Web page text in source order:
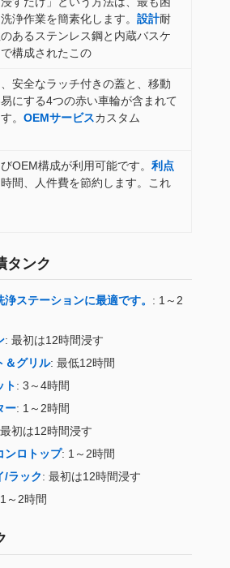
浄作業を簡素化します。 設計耐
あるステンレス鋼と内蔵バスケ
構成されたこの
安全なラッチ付きの蓋と、移動
にする4つの赤い車輪が含まれて
。 OEMサービスカスタム
OEM構成が利用可能です。 利点
間、人件費を節約します。これ
タンク
ステーションに最適です。 : 1～2
: 最初は12時間浸す
＆グリル: 最低12時間
ト: 3～4時間
ー: 1～2時間
初は12時間浸す
ンロトップ: 1～2時間
/ラック: 最初は12時間浸す
～2時間